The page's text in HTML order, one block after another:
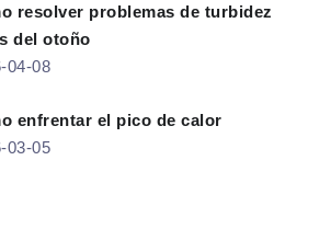
resolver problemas de turbidez
del otoño
04-08
enfrentar el pico de calor
03-05